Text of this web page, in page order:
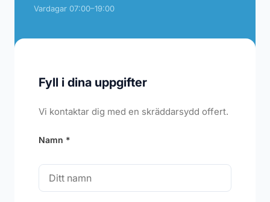
Vardagar 07:00–19:00
Fyll i dina uppgifter
Vi kontaktar dig med en skräddarsydd offert.
Namn *